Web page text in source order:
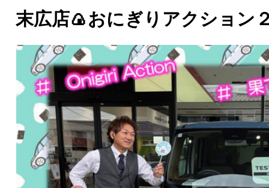
末広店🍙おにぎりアクション